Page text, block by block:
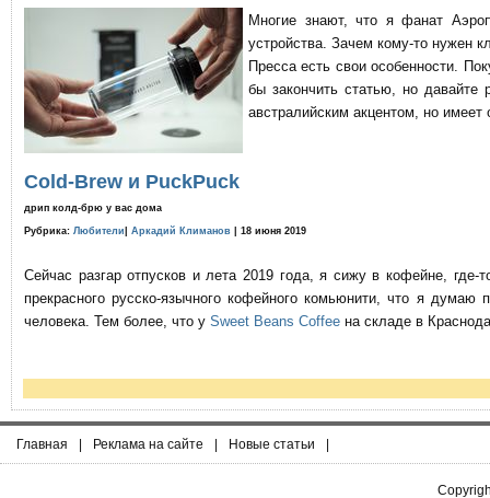
Многие знают, что я фанат
устройства. Зачем кому-то нужен
Пресса есть свои особенности.
бы закончить статью, но давайте
австралийским акцентом, но имеет
Cold-Brew и PuckPuck
дрип колд-брю у вас дома
Рубрика: Любители Аркадий Климанов | 18 июня 2019
Сейчас разгар отпусков и лета 2019 года, я сижу в кофейне,
прекрасного русско-язычного кофейного комьюнити, что я
человека. Тем более, что у Sweet Beans Coffee на складе в
Главная | Реклама на сайте | Новые статьи |